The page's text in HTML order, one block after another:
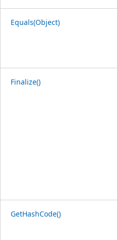
Equals(Object)
Finalize()
GetHashCode()